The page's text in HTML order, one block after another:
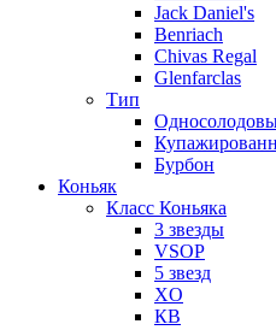
Jack Daniel's
Benriach
Chivas Regal
Glenfarclas
Тип
Бурбон
Коньяк
Класс Коньяка
3 звезды
VSOP
5 звезд
XO
КВ